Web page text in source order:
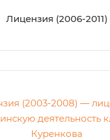
Лицензия (2006-2011)